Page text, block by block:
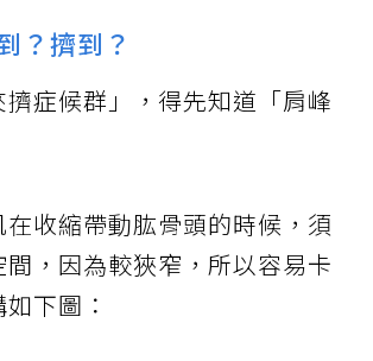
？擠到？
症候群」，得先知道「肩峰
收縮帶動肱骨頭的時候，須
，因為較狹窄，所以容易卡
下圖：